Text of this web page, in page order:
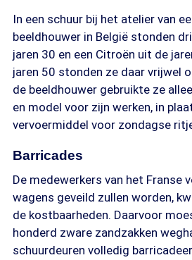
In een schuur bij het atelier van
beeldhouwer in België stonden
jaren 30 en een Citroën uit de
jaren 50 stonden ze daar vrijwel
de beeldhouwer gebruikte ze
en model voor zijn werken, in
vervoermiddel voor zondagse
Barricades
De medewerkers van het Franse
wagens geveild zullen worden,
de kostbaarheden. Daarvoor
honderd zware zandzakken
schuurdeuren volledig